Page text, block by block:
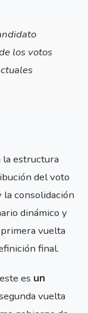
los votos
estructura
del voto
consolidación
dinámico y
vuelta
final.
es un
vuelta